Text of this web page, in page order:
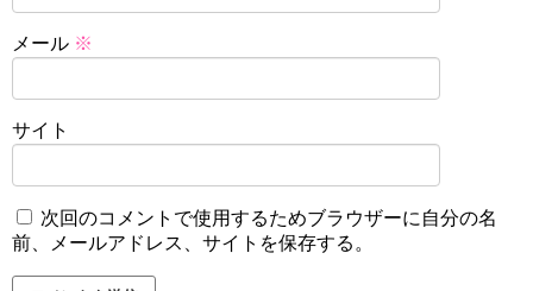
メール ※
サイト
次回のコメントで使用するためブラウザーに自分の名
前、メールアドレス、サイトを保存する。